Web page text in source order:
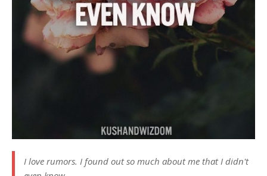
I love rumors. I found out so much about me that I didn't